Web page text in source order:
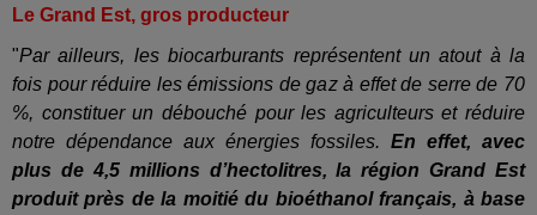
Le Grand Est, gros producteur
"Par ailleurs, les biocarburants représentent un atout à la
fois pour réduire les émissions de gaz à effet de serre de 70
%, constituer un débouché pour les agriculteurs et réduire
notre dépendance aux énergies fossiles. En effet, avec
plus de 4,5 millions d’hectolitres, la région Grand Est
produit près de la moitié du bioéthanol français, à base